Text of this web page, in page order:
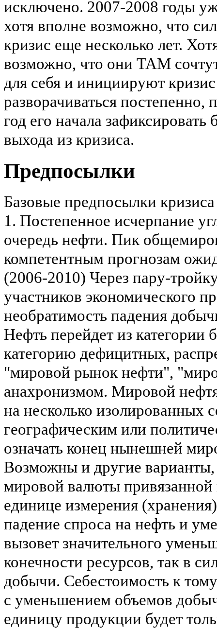
исключено. 2007-2008 годы
хотя вполне возможно, что
кризис еще несколько лет.
возможно, что они ТАМ
для себя и инициируют
разворачиваться
год его начала
выхода из кризиса.
Предпосылки
Базовые предпосылки
1. Постепенное исчерпание
очередь нефти. Пик
компетентным прогнозам
(2006-2010) Через пару-
участников экономического
необратимость падения
Нефть перейдет из
категорию дефицитных,
"мировой рынок нефти",
анахронизмом. Мировой
на несколько изолированных
географическим или
означать конец нынешней
Возможны и другие
мировой валюты
единице измерения
падение спроса на нефть и
вызовет значительного
конечности ресурсов, так в
добычи. Себестоимость к
с уменьшением объемов
единицу продукции будет